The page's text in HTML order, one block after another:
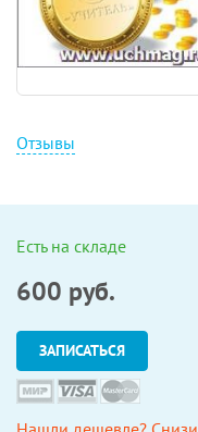
Отзывы
Есть на складе
600 руб.
ЗАПИСАТЬСЯ